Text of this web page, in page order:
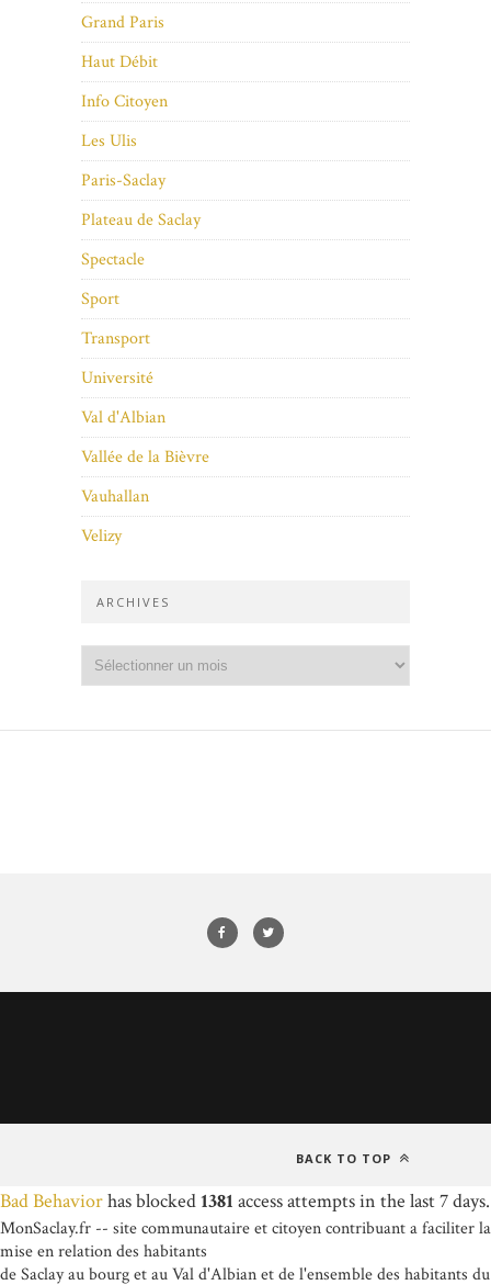
Grand Paris
Haut Débit
Info Citoyen
Les Ulis
Paris-Saclay
Plateau de Saclay
Spectacle
Sport
Transport
Université
Val d'Albian
Vallée de la Bièvre
Vauhallan
Velizy
ARCHIVES
BACK TO TOP
Bad Behaviorhas blocked1381 access attempts in the last 7 days.
MonSaclay.fr -- site communautaire et citoyen contribuant a faciliter la
mise en relation des habitants
de Saclay au bourg et au Val d'Albian et de l'ensemble des habitants du